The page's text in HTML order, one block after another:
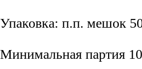
Упаковка: п.п. мешок
Минимальная партия